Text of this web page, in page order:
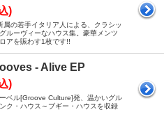
)
の若手イタリア人による、クラシッ
ルーヴィーなハウス集。豪華メンツ
アを賑わす1枚です!!
- Alive EP
)
ベル[Groove Culture]発、温かいグル
ク・ハウス～ブギー・ハウスを収録